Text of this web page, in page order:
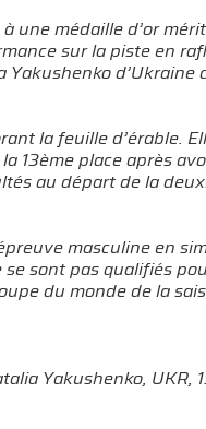
une médaille d’or
sur la piste en
la feuille d’érable.
13ème place après
au départ de la
masculine en
sont pas qualifiés
du monde de la
Yakushenko, UKR,